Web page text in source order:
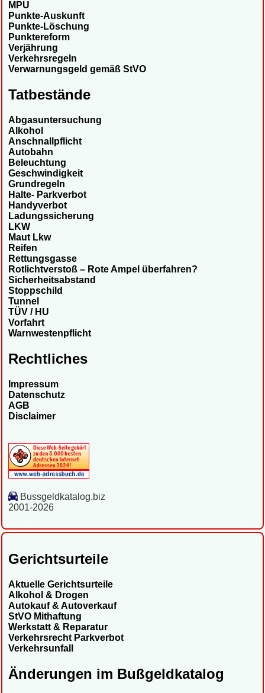
MPU
Punkte-Auskunft
Punkte-Löschung
Punktereform
Verjährung
Verkehrsregeln
Verwarnungsgeld gemäß StVO
Tatbestände
Abgasuntersuchung
Alkohol
Anschnallpflicht
Autobahn
Beleuchtung
Geschwindigkeit
Grundregeln
Halte- Parkverbot
Handyverbot
Ladungssicherung
LKW
Maut Lkw
Reifen
Rettungsgasse
Rotlichtverstoß – Rote Ampel überfahren?
Sicherheitsabstand
Stoppschild
Tunnel
TÜV / HU
Vorfahrt
Warnwestenpflicht
Rechtliches
Impressum
Datenschutz
AGB
Disclaimer
Bussgeldkatalog.biz
2001-2026
Gerichtsurteile
Aktuelle Gerichtsurteile
Alkohol & Drogen
Autokauf & Autoverkauf
StVO Mithaftung
Werkstatt & Reparatur
Verkehrsrecht Parkverbot
Verkehrsunfall
Änderungen im Bußgeldkatalog